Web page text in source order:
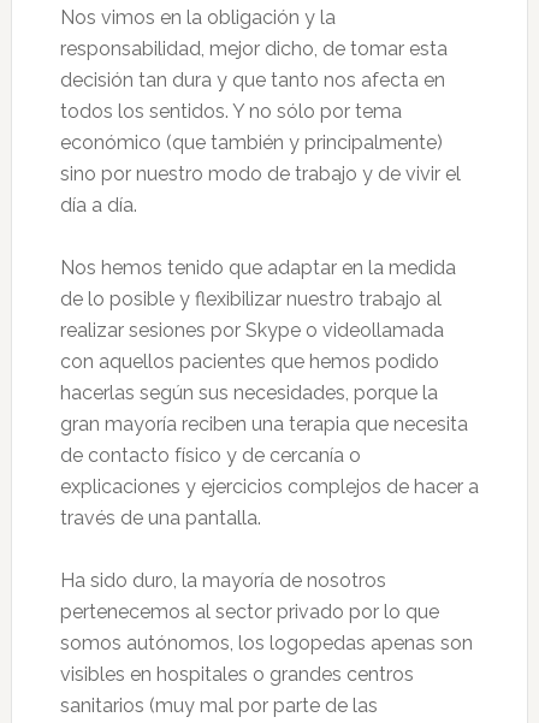
Nos vimos en la obligación y la
responsabilidad, mejor dicho, de tomar esta
decisión tan dura y que tanto nos afecta en
todos los sentidos. Y no sólo por tema
económico (que también y principalmente)
sino por nuestro modo de trabajo y de vivir el
día a día.
Nos hemos tenido que adaptar en la medida
de lo posible y flexibilizar nuestro trabajo al
realizar sesiones por Skype o videollamada
con aquellos pacientes que hemos podido
hacerlas según sus necesidades, porque la
gran mayoría reciben una terapia que necesita
de contacto físico y de cercanía o
explicaciones y ejercicios complejos de hacer a
través de una pantalla.
Ha sido duro, la mayoría de nosotros
pertenecemos al sector privado por lo que
somos autónomos, los logopedas apenas son
visibles en hospitales o grandes centros
sanitarios (muy mal por parte de las